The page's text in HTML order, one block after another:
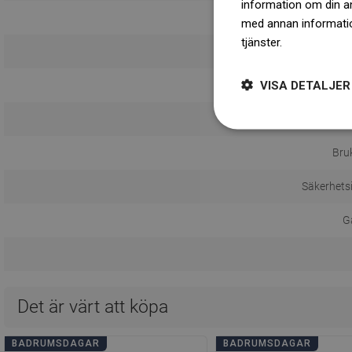
Det är värt att köpa
BADRUMSDAGAR BADRUMSDAGAR
information om din
med annan
tjänster.
VISA DETALJER